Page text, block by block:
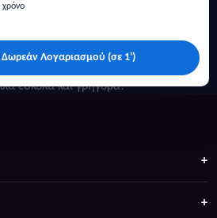
χρόνο
Δωρεάν Λογαριασμού (σε 1')
ευκολα και γρήγορα!